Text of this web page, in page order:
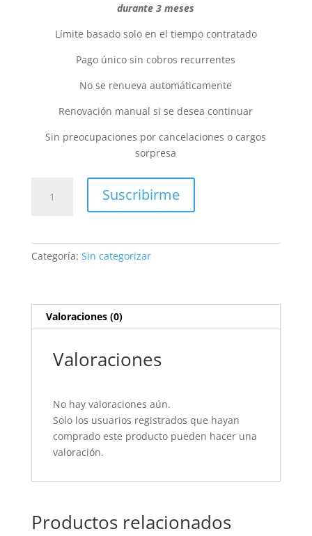
durante 3 meses
Límite basado solo en el tiempo contratado
Pago único sin cobros recurrentes
No se renueva automáticamente
Renovación manual si se desea continuar
Sin preocupaciones por cancelaciones o cargos
sorpresa
Suscribirme
Categoría: Sin categorizar
Valoraciones (0)
Valoraciones
No hay valoraciones aún.
Solo los usuarios registrados que hayan
comprado este producto pueden hacer una
valoración.
Productos relacionados